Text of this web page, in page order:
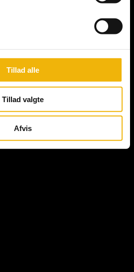
Tillad alle
Tillad valgte
Afvis